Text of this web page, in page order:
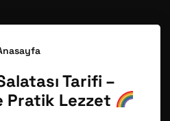
Tarifi –
Pratik Lezzet